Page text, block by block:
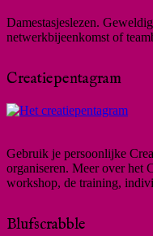
Damestasjeslezen.
netwerkbijeenkomst of
Creatiepentagram
Gebruik je persoonlijke
organiseren. Meer over het
workshop, de training,
Blufscrabble